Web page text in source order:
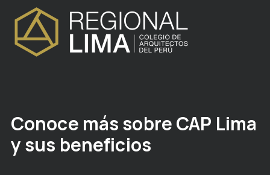
Conoce más sobre CAP Lima
y sus beneficios